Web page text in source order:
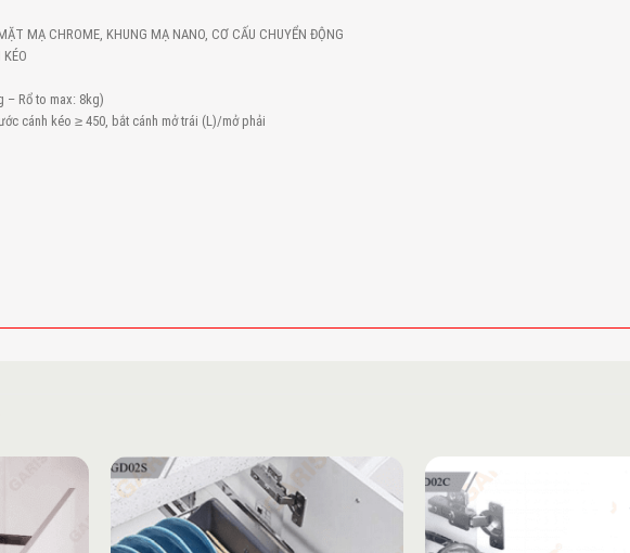
MẠ CHROME, KHUNG MẠ NANO, CƠ CẤU CHUYỂN ĐỘNG
– Rổ to max: 8kg)
cánh kéo ≥ 450, bắt cánh mở trái (L)/mở phải
Add to
wishlist
Add to